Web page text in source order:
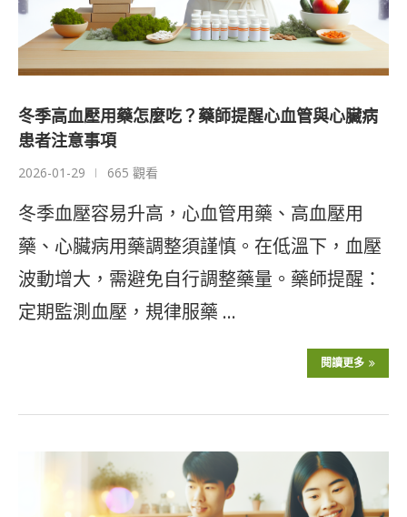
冬季高血壓用藥怎麼吃？藥師提醒心血管與心臟病
患者注意事項
2026-01-29 665 觀看
冬季血壓容易升高，心血管用藥、高血壓用
藥、心臟病用藥調整須謹慎。在低溫下，血壓
波動增大，需避免自行調整藥量。藥師提醒：
定期監測血壓，規律服藥 …
閱讀更多